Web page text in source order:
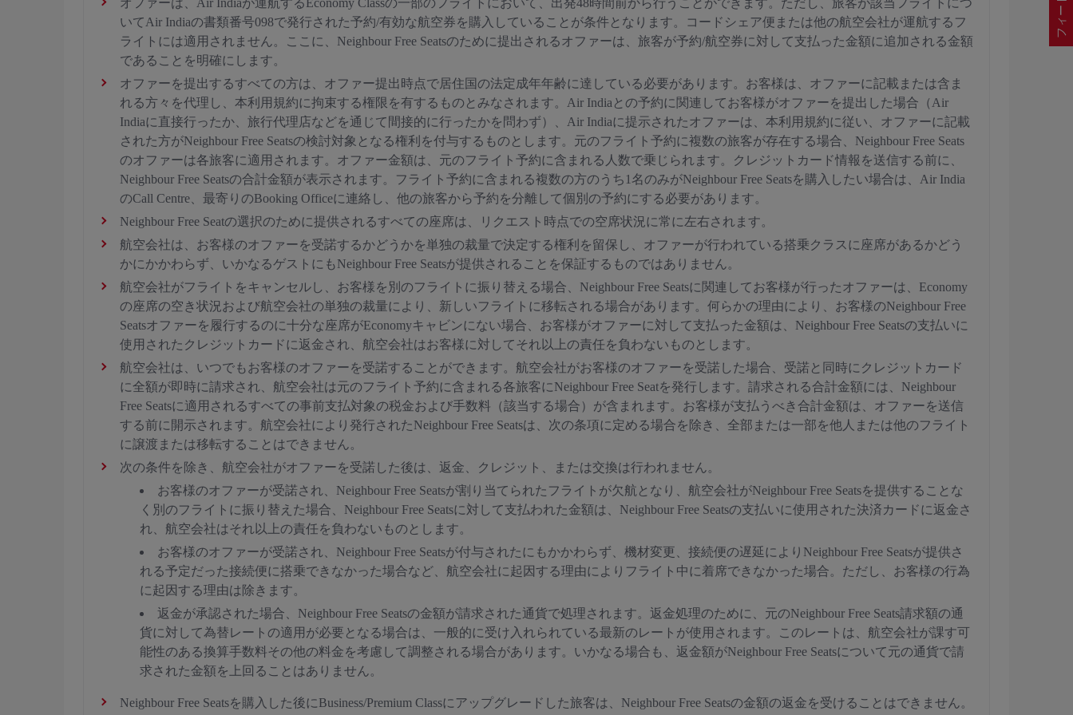
オファーは、Air Indiaが運航するEconomy Classの一部のフライトにおいて、出発48時間前から行うことができます。ただし、旅客が該当フライトにつ
いてAir Indiaの書類番号098で発行された予約/有効な航空券を購入していることが条件となります。コードシェア便または他の航空会社が運航するフ
ライトには適用されません。ここに、Neighbour Free Seatsのために提出されるオファーは、旅客が予約/航空券に対して支払った金額に追加される金額
であることを明確にします。
オファーを提出するすべての方は、オファー提出時点で居住国の法定成年年齢に達している必要があります。お客様は、オファーに記載または含ま
れる方々を代理し、本利用規約に拘束する権限を有するものとみなされます。Air Indiaとの予約に関連してお客様がオファーを提出した場合（Air
Indiaに直接行ったか、旅行代理店などを通じて間接的に行ったかを問わず）、Air Indiaに提示されたオファーは、本利用規約に従い、オファーに記載
された方がNeighbour Free Seatsの検討対象となる権利を付与するものとします。元のフライト予約に複数の旅客が存在する場合、Neighbour Free Seats
のオファーは各旅客に適用されます。オファー金額は、元のフライト予約に含まれる人数で乗じられます。クレジットカード情報を送信する前に、
Neighbour Free Seatsの合計金額が表示されます。フライト予約に含まれる複数の方のうち1名のみがNeighbour Free Seatsを購入したい場合は、Air India
のCall Centre、最寄りのBooking Officeに連絡し、他の旅客から予約を分離して個別の予約にする必要があります。
Neighbour Free Seatの選択のために提供されるすべての座席は、リクエスト時点での空席状況に常に左右されます。
航空会社は、お客様のオファーを受諾するかどうかを単独の裁量で決定する権利を留保し、オファーが行われている搭乗クラスに座席があるかどう
かにかかわらず、いかなるゲストにもNeighbour Free Seatsが提供されることを保証するものではありません。
航空会社がフライトをキャンセルし、お客様を別のフライトに振り替える場合、Neighbour Free Seatsに関連してお客様が行ったオファーは、Economy
の座席の空き状況および航空会社の単独の裁量により、新しいフライトに移転される場合があります。何らかの理由により、お客様のNeighbour Free
Seatsオファーを履行するのに十分な座席がEconomyキャビンにない場合、お客様がオファーに対して支払った金額は、Neighbour Free Seatsの支払いに
使用されたクレジットカードに返金され、航空会社はお客様に対してそれ以上の責任を負わないものとします。
航空会社は、いつでもお客様のオファーを受諾することができます。航空会社がお客様のオファーを受諾した場合、受諾と同時にクレジットカード
に全額が即時に請求され、航空会社は元のフライト予約に含まれる各旅客にNeighbour Free Seatを発行します。請求される合計金額には、Neighbour
Free Seatsに適用されるすべての事前支払対象の税金および手数料（該当する場合）が含まれます。お客様が支払うべき合計金額は、オファーを送信
する前に開示されます。航空会社により発行されたNeighbour Free Seatsは、次の条項に定める場合を除き、全部または一部を他人または他のフライト
に譲渡または移転することはできません。
次の条件を除き、航空会社がオファーを受諾した後は、返金、クレジット、または交換は行われません。
お客様のオファーが受諾され、Neighbour Free Seatsが割り当てられたフライトが欠航となり、航空会社がNeighbour Free Seatsを提供することな
く別のフライトに振り替えた場合、Neighbour Free Seatsに対して支払われた金額は、Neighbour Free Seatsの支払いに使用された決済カードに返金さ
れ、航空会社はそれ以上の責任を負わないものとします。
お客様のオファーが受諾され、Neighbour Free Seatsが付与されたにもかかわらず、機材変更、接続便の遅延によりNeighbour Free Seatsが提供さ
れる予定だった接続便に搭乗できなかった場合など、航空会社に起因する理由によりフライト中に着席できなかった場合。ただし、お客様の行為
に起因する理由は除きます。
返金が承認された場合、Neighbour Free Seatsの金額が請求された通貨で処理されます。返金処理のために、元のNeighbour Free Seats請求額の通
貨に対して為替レートの適用が必要となる場合は、一般的に受け入れられている最新のレートが使用されます。このレートは、航空会社が課す可
能性のある換算手数料その他の料金を考慮して調整される場合があります。いかなる場合も、返金額がNeighbour Free Seatsについて元の通貨で請
求された金額を上回ることはありません。
Neighbour Free Seatsを購入した後にBusiness/Premium Classにアップグレードした旅客は、Neighbour Free Seatsの金額の返金を受けることはできません。